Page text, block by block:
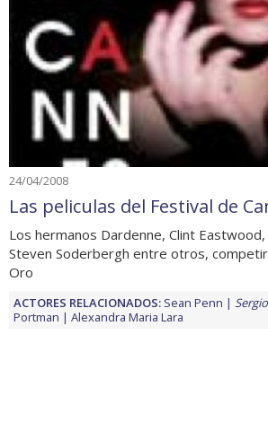
24/04/2008
Las peliculas del Festival de
Los hermanos Dardenne, Clint
Steven Soderbergh entre otros,
Oro
ACTORES RELACIONADOS: Sean Penn
Portman
Alexandra Maria Lara